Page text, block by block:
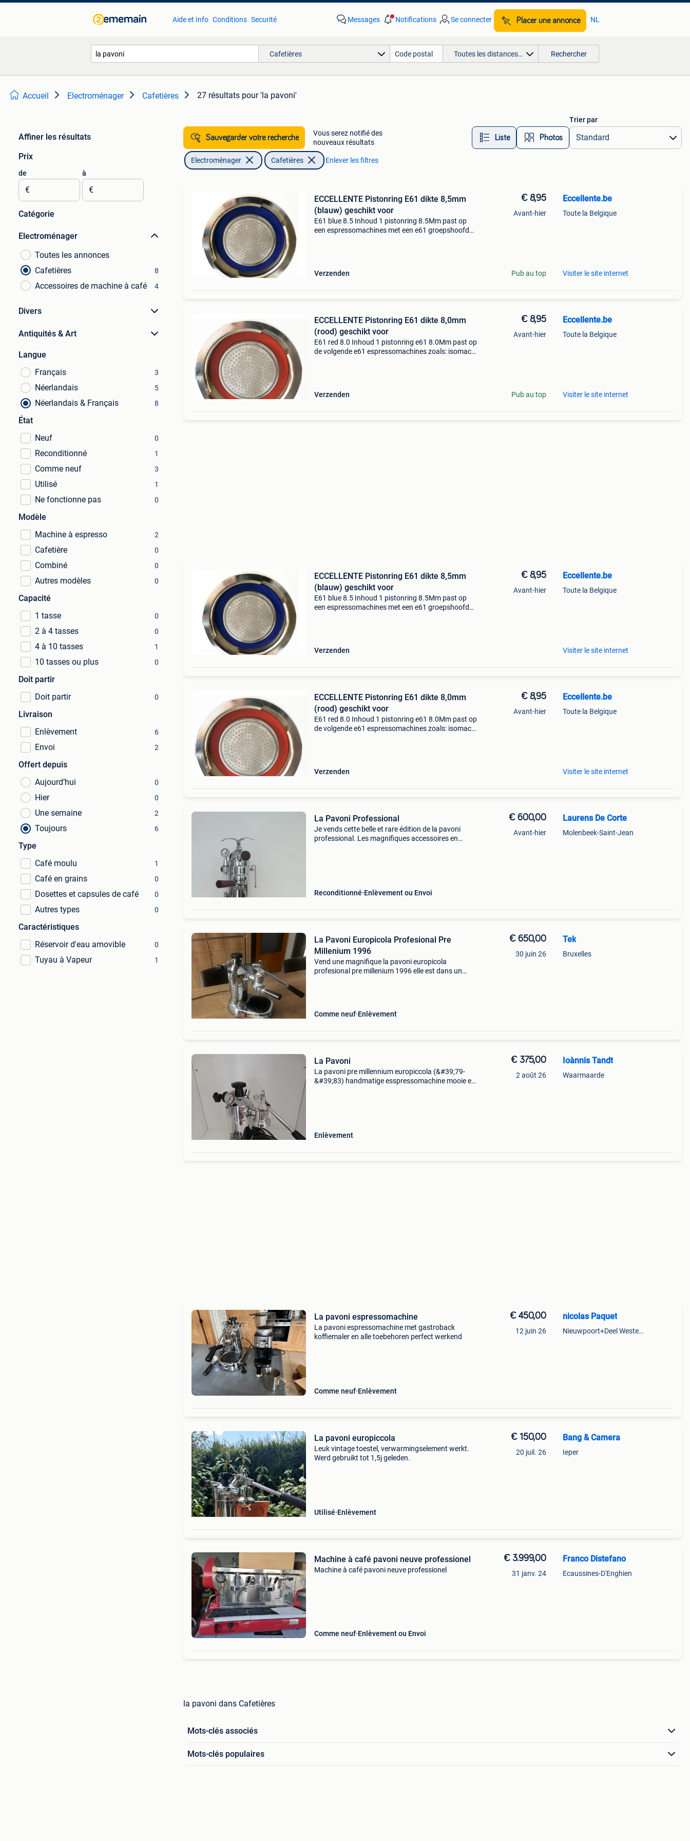
Aide et Info Conditions Securité Messages Notifications Se connecter Placer une annonce NL
Cafetières Toutes les distances… Rechercher
Accueil Electroménager Cafetières 27 résultats pour 'la pavoni'
Affiner les résultats
Prix
de
€
à
€
Catégorie
Electroménager
Toutes les annonces
Cafetières
8
Accessoires de machine à café 4
Divers
Antiquités & Art
Langue
Français
3
Néerlandais 5
Néerlandais & Français 8
État
Neuf
0
Reconditionné 1
Comme neuf 3
Utilisé 1
Ne fonctionne pas 0
Modèle
Machine à espresso
2
Cafetière 0
Combiné 0
Autres modèles 0
Capacité
1 tasse
0
2 à 4 tasses 0
4 à 10 tasses 1
10 tasses ou plus 0
Doit partir
Doit partir
0
Livraison
Enlèvement
6
Envoi 2
Offert depuis
Aujourd’hui
0
Hier 0
Une semaine 2
Toujours 6
Type
Café moulu
1
Café en grains 0
Dosettes et capsules de café 0
Autres types 0
Caractéristiques
Réservoir d'eau amovible
0
Tuyau à Vapeur 1
Sauvegarder votre recherche
Vous serez notifié des
nouveaux résultats
Liste Photos
Trier par
Electroménager Cafetières Enlever les filtres
ECCELLENTE Pistonring E61 dikte 8,5mm
(blauw) geschikt voor
E61 blue 8.5 Inhoud 1 pistonring 8.5Mm past op
een espressomachines met een e61 groepshoofd
Verzenden
€ 8,95
Avant-hier
Pub au top
Eccellente.be
Toute la Belgique
Visiter le site internet
ECCELLENTE Pistonring E61 dikte 8,0mm
(rood) geschikt voor
E61 red 8.0 Inhoud 1 pistonring e61 8.0Mm past op
de volgende e61 espressomachines zoals: isomac,
Verzenden
€ 8,95
Avant-hier
Pub au top
Eccellente.be
Toute la Belgique
Visiter le site internet
ECCELLENTE Pistonring E61 dikte 8,5mm
(blauw) geschikt voor
E61 blue 8.5 Inhoud 1 pistonring 8.5Mm past op
een espressomachines met een e61 groepshoofd
Verzenden
€ 8,95
Avant-hier
Eccellente.be
Toute la Belgique
Visiter le site internet
ECCELLENTE Pistonring E61 dikte 8,0mm
(rood) geschikt voor
E61 red 8.0 Inhoud 1 pistonring e61 8.0Mm past op
de volgende e61 espressomachines zoals: isomac,
Verzenden
€ 8,95
Avant-hier
Eccellente.be
Toute la Belgique
Visiter le site internet
La Pavoni Professional
Je vends cette belle et rare édition de la pavoni
professional. Les magnifiques accessoires en
Reconditionné Enlèvement ou Envoi
€ 600,00
Avant-hier
Laurens De Corte
Molenbeek-Saint-Jean
La Pavoni Europicola Profesional Pre
Millenium 1996
Vend une magnifique la pavoni europicola
profesional pre millenium 1996 elle est dans un
Comme neuf Enlèvement
€ 650,00
30 juin 26
Tek
Bruxelles
La Pavoni
La pavoni pre millennium europiccola (&#39;79-
&#39;83) handmatige esspressomachine mooie en
Enlèvement
€ 375,00
2 août 26
Ioànnis Tandt
Waarmaarde
La pavoni espressomachine
La pavoni espressomachine met gastroback
koffiemaler en alle toebehoren perfect werkend
Comme neuf Enlèvement
€ 450,00
12 juin 26
nicolas Paquet
Nieuwpoort+Deel Westende
La pavoni europiccola
Leuk vintage toestel, verwarmingselement werkt.
Werd gebruikt tot 1,5j geleden.
Utilisé Enlèvement
€ 150,00
20 juil. 26
Bang & Camera
Ieper
Machine à café pavoni neuve professionel
Machine à café pavoni neuve professionel
Comme neuf Enlèvement ou Envoi
€ 3.999,00
31 janv. 24
Franco Distefano
Ecaussines-D'Enghien
la pavoni dans Cafetières
Mots-clés associés
Mots-clés populaires